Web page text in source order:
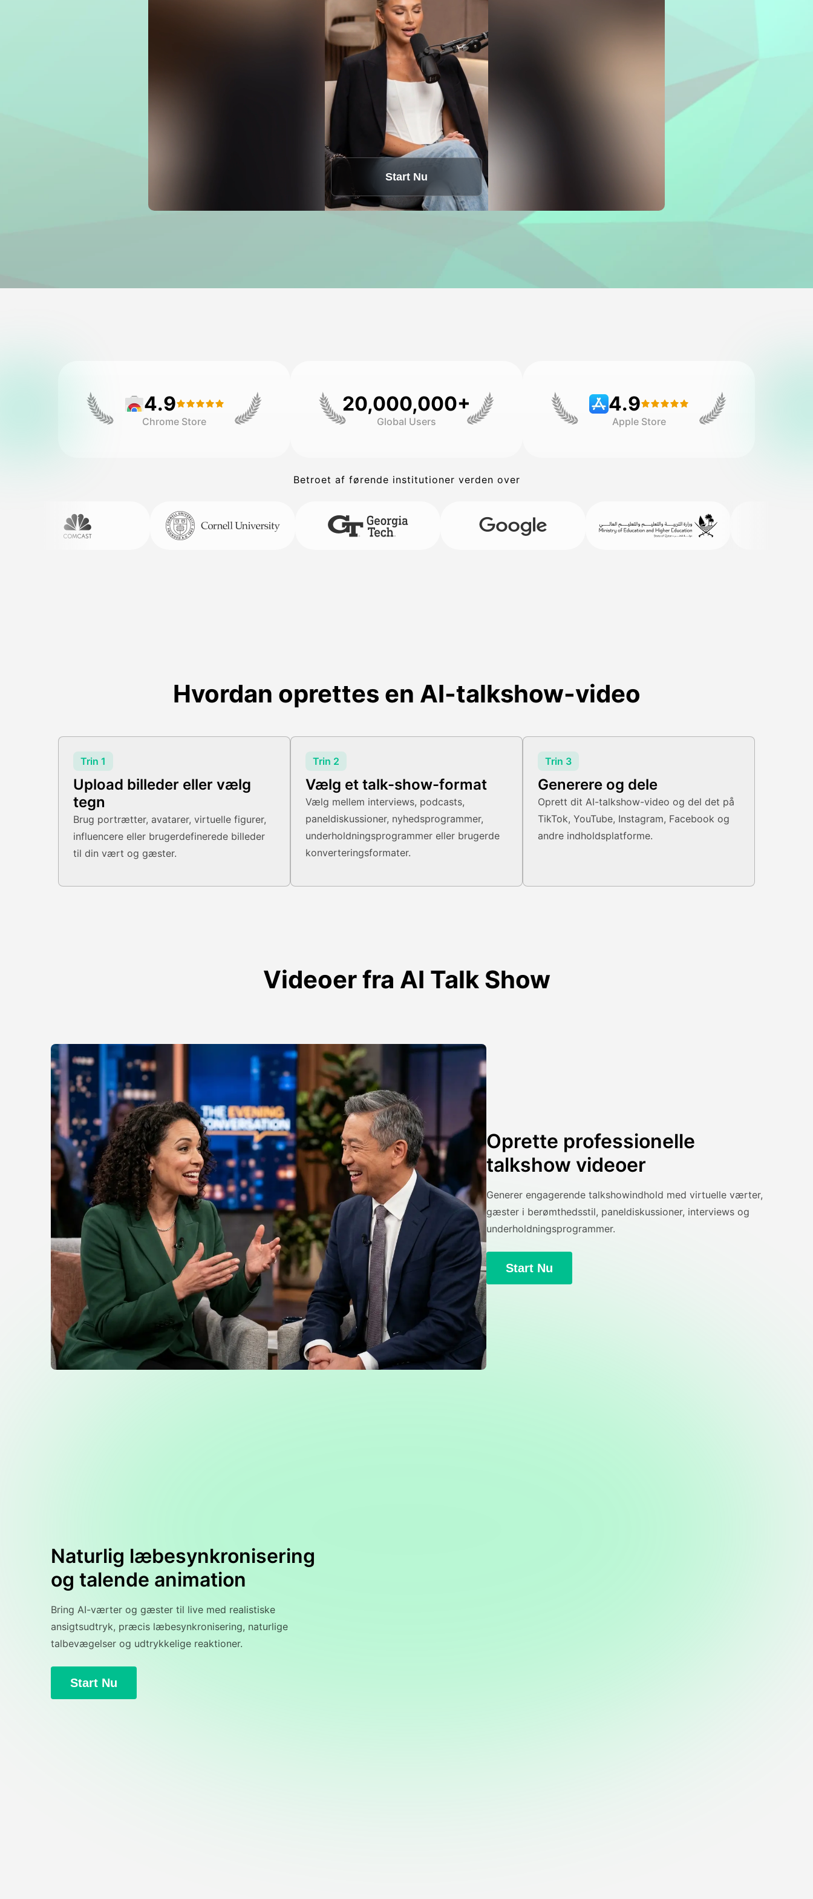
Start Nu
4.9
Chrome Store
20,000,000+
Global Users
4.9
Apple Store
Betroet af førende institutioner verden over
Hvordan oprettes en AI-talkshow-video
Trin 1
Upload billeder eller vælg
tegn
Brug portrætter, avatarer, virtuelle figurer,
influencere eller brugerdefinerede billeder
til din vært og gæster.
Trin 2
Vælg et talk-show-format
Vælg mellem interviews, podcasts,
paneldiskussioner, nyhedsprogrammer,
underholdningsprogrammer eller brugerde
konverteringsformater.
Trin 3
Generere og dele
Oprett dit AI-talkshow-video og del det på
TikTok, YouTube, Instagram, Facebook og
andre indholdsplatforme.
Videoer fra AI Talk Show
Oprette professionelle
talkshow videoer
Generer engagerende talkshowindhold med virtuelle værter,
gæster i berømthedsstil, paneldiskussioner, interviews og
underholdningsprogrammer.
Start Nu
Naturlig læbesynkronisering
og talende animation
Bring AI-værter og gæster til live med realistiske
ansigtsudtryk, præcis læbesynkronisering, naturlige
talbevægelser og udtrykkelige reaktioner.
Start Nu